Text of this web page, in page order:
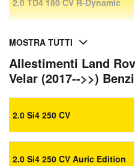
2.0 TD4 180 CV R-Dynamic
MOSTRA TUTTI
Allestimenti Land
Velar (2017-->>)
2.0 Si4 250 CV
2.0 Si4 250 CV Auric Edition